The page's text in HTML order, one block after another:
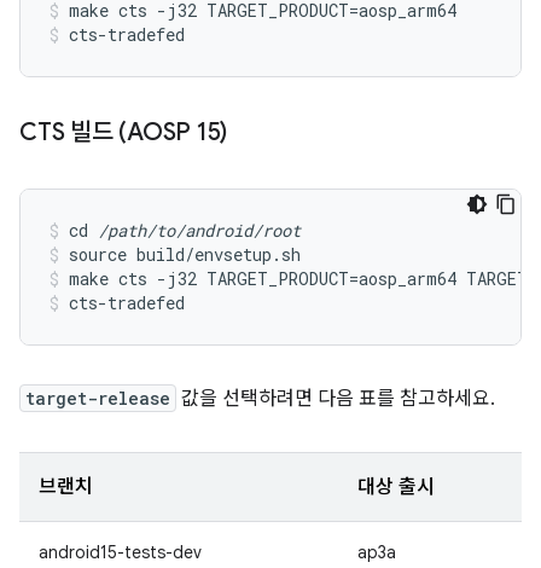
make cts -j32 TARGET_PRODUCT=aosp_arm64
cts-tradefed
CTS 빌드 (AOSP 15)
cd /path/to/android/root
source build/envsetup.sh
make cts -j32 TARGET_PRODUCT=aosp_arm64
cts-tradefed
target-release 값을 선택하려면 다음 표를 참고하세요.
브랜치 대상 출시
android15-tests-dev ap3a